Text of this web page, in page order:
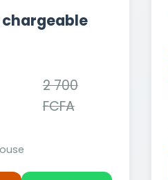
2 700
FCFA